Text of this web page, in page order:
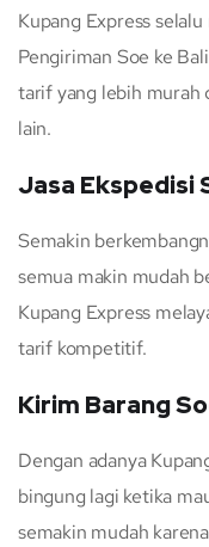
Kupang Express
Pengiriman Soe ke
tarif yang lebih murah
lain.
Jasa Ekspedisi
Semakin
semua makin mudah
Kupang Express
tarif kompetitif.
Kirim Barang
Dengan adanya
bingung lagi ketika
semakin mudah